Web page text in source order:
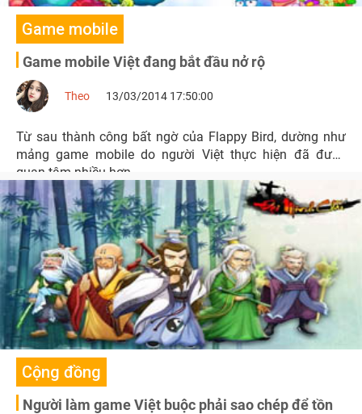
Game mobile
Game mobile Việt đang bắt đầu nở rộ
Theo 13/03/2014 17:50:00
Từ sau thành công bất ngờ của Flappy Bird, dường như
mảng game mobile do người Việt thực hiện đã được
quan tâm nhiều hơn.
Cộng đồng
Người làm game Việt buộc phải sao chép để tồn